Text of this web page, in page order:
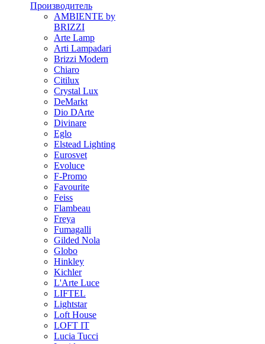
Производитель
AMBIENTE by
BRIZZI
Arte Lamp
Arti Lampadari
Brizzi Modern
Chiaro
Citilux
Crystal Lux
DeMarkt
Dio DArte
Divinare
Eglo
Elstead Lighting
Eurosvet
Evoluce
F-Promo
Favourite
Feiss
Flambeau
Freya
Fumagalli
Gilded Nola
Globo
Hinkley
Kichler
L'Arte Luce
LIFTEL
Lightstar
Loft House
LOFT IT
Lucia Tucci